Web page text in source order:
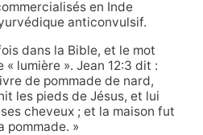
en Inde
anticonvulsif.
dans la Bible, et le mot
lumière ». Jean 12:3 dit :
de pommade de nard,
les pieds de Jésus, et lui
cheveux ; et la maison fut
pommade. »